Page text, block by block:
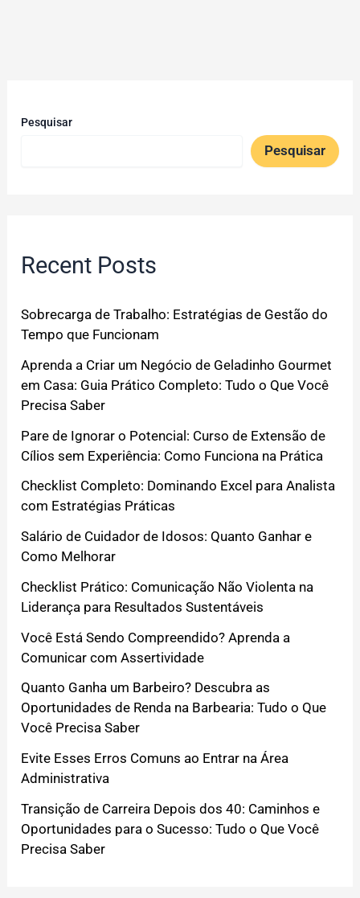
Pesquisar
Pesquisar
Recent Posts
Sobrecarga de Trabalho: Estratégias de Gestão do
Tempo que Funcionam
Aprenda a Criar um Negócio de Geladinho Gourmet
em Casa: Guia Prático Completo: Tudo o Que Você
Precisa Saber
Pare de Ignorar o Potencial: Curso de Extensão de
Cílios sem Experiência: Como Funciona na Prática
Checklist Completo: Dominando Excel para Analista
com Estratégias Práticas
Salário de Cuidador de Idosos: Quanto Ganhar e
Como Melhorar
Checklist Prático: Comunicação Não Violenta na
Liderança para Resultados Sustentáveis
Você Está Sendo Compreendido? Aprenda a
Comunicar com Assertividade
Quanto Ganha um Barbeiro? Descubra as
Oportunidades de Renda na Barbearia: Tudo o Que
Você Precisa Saber
Evite Esses Erros Comuns ao Entrar na Área
Administrativa
Transição de Carreira Depois dos 40: Caminhos e
Oportunidades para o Sucesso: Tudo o Que Você
Precisa Saber